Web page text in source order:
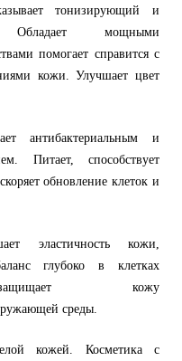
тонизирующий и
мощными
помогает справится с
кожи. Улучшает цвет
антибактериальным и
Питает, способствует
обновление клеток и
эластичность кожи,
глубоко в клетках
кожу
среды.
кожей. Косметика с